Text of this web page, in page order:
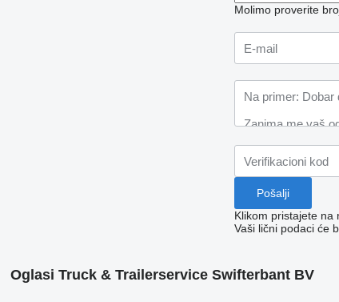
Molimo proverite
Klikom pristajete na
Vaši lični podaci će
Oglasi Truck & Trailerservice Swifterbant BV